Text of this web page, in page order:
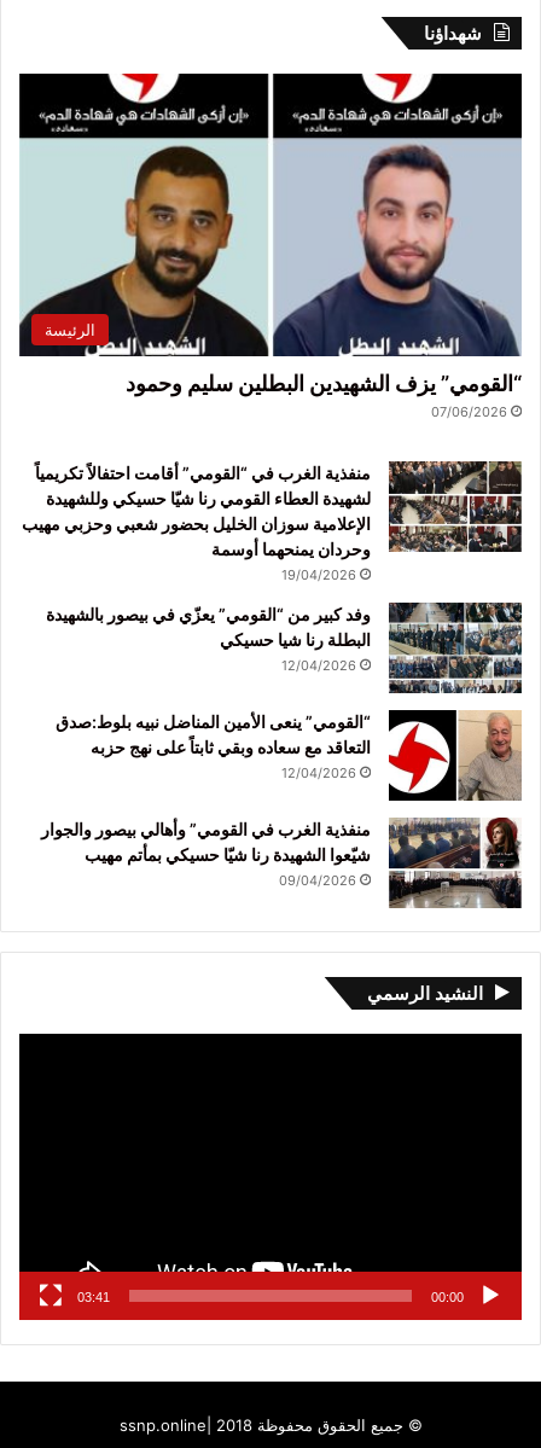
شهداؤنا
الرئيسة
“القومي” يزف الشهيدين البطلين سليم وحمود
07/06/2026
منفذية الغرب في “القومي” أقامت احتفالاً تكريمياً
لشهيدة العطاء القومي رنا شيّا حسيكي وللشهيدة
الإعلامية سوزان الخليل بحضور شعبي وحزبي مهيب
وحردان يمنحهما أوسمة
19/04/2026
وفد كبير من “القومي” يعزّي في بيصور بالشهيدة
البطلة رنا شيا حسيكي
12/04/2026
“القومي” ينعى الأمين المناضل نبيه بلوط:صدق
التعاقد مع سعاده وبقي ثابتاً على نهج حزبه
12/04/2026
منفذية الغرب في القومي” وأهالي بيصور والجوار
شيّعوا الشهيدة رنا شيّا حسيكي بمأتم مهيب
09/04/2026
النشيد الرسمي
00:00
03:41
© جميع الحقوق محفوظة 2018 | ssnp.online